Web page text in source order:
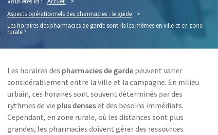
Aspects opérationnels des pharmacies : le guide
>
Les horaires des pharmacies de garde sont-ils les mêmes en ville et en zone
rurale ?
Les horaires des pharmacies de garde peuvent varier
considérablement entre la ville et la campagne. En milieu
urbain, ces horaires sont souvent déterminés par des
rythmes de vie plus denseset des besoins immédiats.
Cependant, en zone rurale, où les distances sont plus
grandes, les pharmacies doivent gérer des ressources